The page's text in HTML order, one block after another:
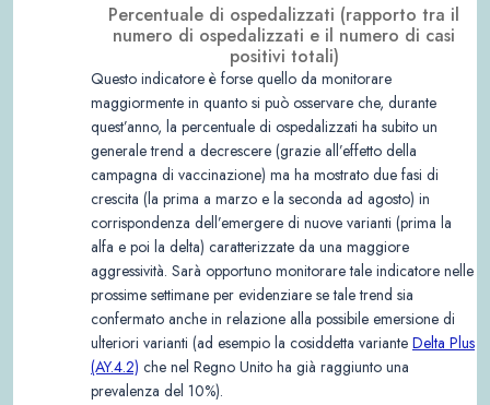
Percentuale di ospedalizzati (rapporto tra il
numero di ospedalizzati e il numero di casi
positivi totali)
Questo indicatore è forse quello da monitorare
maggiormente in quanto si può osservare che, durante
quest’anno, la percentuale di ospedalizzati ha subito un
generale trend a decrescere (grazie all’effetto della
campagna di vaccinazione) ma ha mostrato due fasi di
crescita (la prima a marzo e la seconda ad agosto) in
corrispondenza dell’emergere di nuove varianti (prima la
alfa e poi la delta) caratterizzate da una maggiore
aggressività. Sarà opportuno monitorare tale indicatore nelle
prossime settimane per evidenziare se tale trend sia
confermato anche in relazione alla possibile emersione di
ulteriori varianti (ad esempio la cosiddetta variante Delta Plus
(AY.4.2) che nel Regno Unito ha già raggiunto una
prevalenza del 10%).